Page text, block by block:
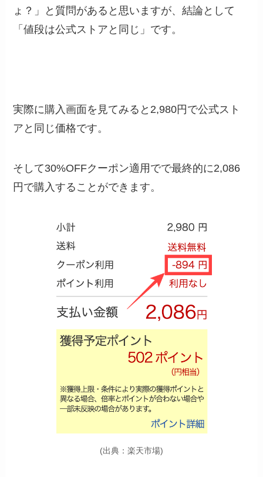
ょ？」と質問があると思いますが、結論として
「値段は公式ストアと同じ」です。
実際に購入画面を見てみると2,980円で公式スト
アと同じ価格です。
そして30%OFFクーポン適用でで最終的に2,086
円で購入することができます。
(出典：楽天市場)